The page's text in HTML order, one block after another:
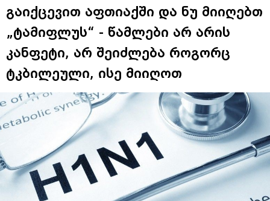
გაიქცევით აფთიაქში და ნუ მიიღებთ
„ტამიფლუს“ - წამლები არ არის
კანფეტი, არ შეიძლება როგორც
ტკბილეული, ისე მიიღოთ